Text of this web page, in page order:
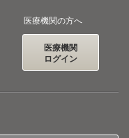
医療機関の方へ
医療機関
ログイン